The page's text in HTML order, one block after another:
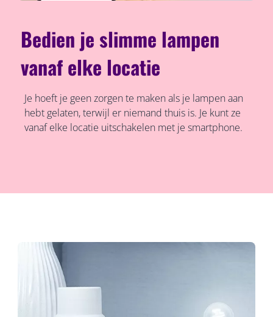
Bedien je slimme lampen
vanaf elke locatie
Je hoeft je geen zorgen te maken als je lampen aan
hebt gelaten, terwijl er niemand thuis is. Je kunt ze
vanaf elke locatie uitschakelen met je smartphone.